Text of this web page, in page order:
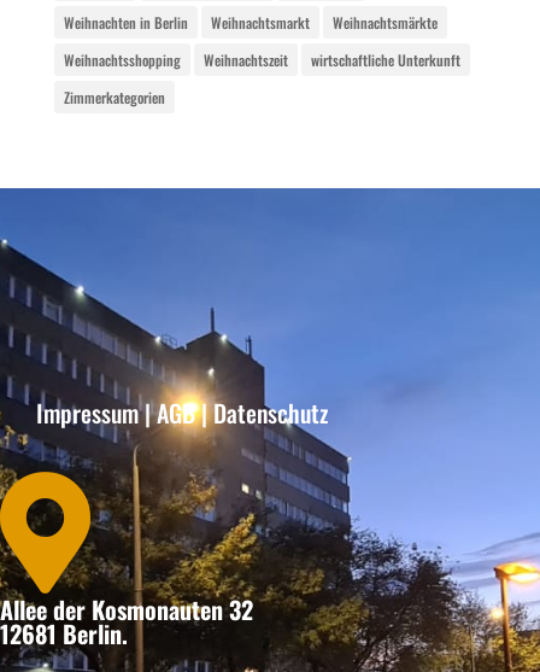
Weihnachten in Berlin
Weihnachtsmarkt
Weihnachtsmärkte
Weihnachtsshopping
Weihnachtszeit
wirtschaftliche Unterkunft
Zimmerkategorien
Impressum|AGB|Datenschutz

Allee der Kosmonauten 32
12681 Berlin.